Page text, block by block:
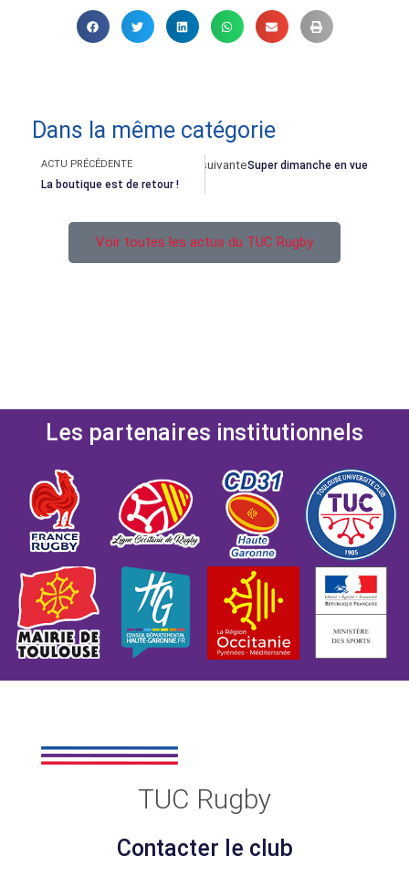
Dans la même catégorie
ACTU PRÉCÉDENTE
La boutique est de retour !
Actu suivanteSuper dimanche en vue
Voir toutes les actus du TUC Rugby
Les partenaires institutionnels
TUC Rugby
Contacter le club